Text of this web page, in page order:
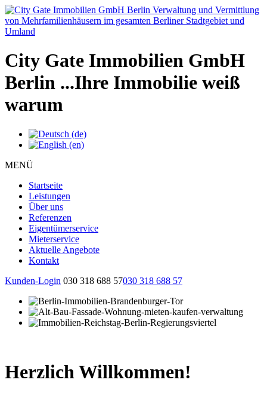
City Gate Immobilien GmbH
Berlin ...Ihre Immobilie weiß
warum
MENÜ
Startseite
Leistungen
Über uns
Referenzen
Eigentümerservice
Mieterservice
Aktuelle Angebote
Kontakt
Kunden-Login 030 318 688 57030 318 688 57
Herzlich Willkommen!